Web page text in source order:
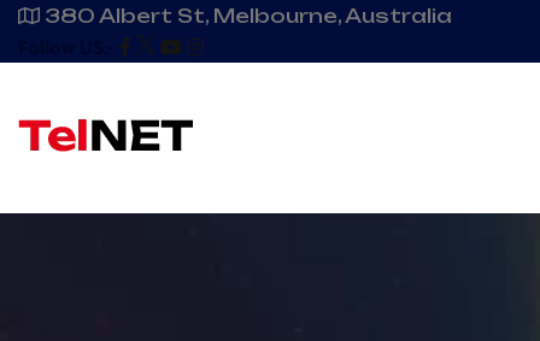
380 Albert St, Melbourne, Australia